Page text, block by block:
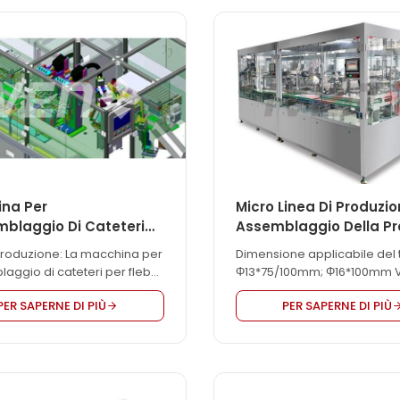
display LCD per
la velocità di
e può regolare la
assemblaggio
con conteggio
Alta efficienza, bassa...
virus. Ha un alto grado di
automazione, un'elevata
produttiva e un buon
processo e della qualità.
prodotto Processo di
Caricare manualmente la
il tappo nella tramoggia, e
Per
Di Cateteri
La macchina per
di cateteri per flebo,
anche macchina per
di cannule per flebo,
un grande successo
SAPERNE DI PIÙ
Micro Linea Di
Assemblaggio Della
Di Raccolta Del Sangue
Dimensione applicabile del
Φ13*75/100mm; Φ16*100mm
di lavoro 15000-18000pcs/
PER SAPERNE DI PIÙ